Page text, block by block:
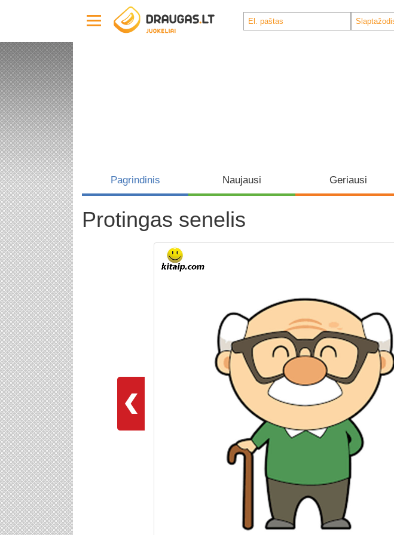
Pagrindinis Naujausi Geriausi
Protingas senelis